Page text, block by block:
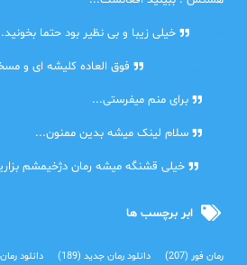
خیلی زیبا و بی نظیر بود حتما
فوق العاده کلیشه ای و
برای منم میفرستی...
سلام لینک میشه بدین ممنون...
خیلی قشنگه میشه رمان دژخیمشم
ابر برچسب ها
رمان فور(207) دانلود رمان جدید(189) دانلود رمان